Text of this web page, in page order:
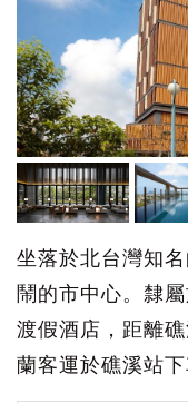
坐落於北台灣知
鬧的市中心。隸
渡假酒店，距離
蘭客運於礁溪站